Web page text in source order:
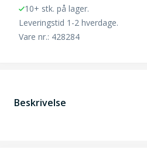
10+ stk. på lager.
Leveringstid 1-2 hverdage.
Vare nr.: 428284
Beskrivelse